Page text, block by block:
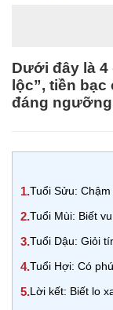
Dưới đây là 4
lộc”, tiền
đáng ngưỡng
1.Tuổi Sửu:
2.Tuổi Mùi: Biết
3.Tuổi Dậu: Giỏi
4.Tuổi Hợi: Có
5.Lời kết: Biết lo